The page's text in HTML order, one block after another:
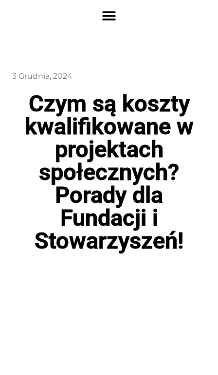
3 Grudnia, 2024
Czym są koszty
kwalifikowane w
projektach
społecznych?
Porady dla
Fundacji i
Stowarzyszeń!